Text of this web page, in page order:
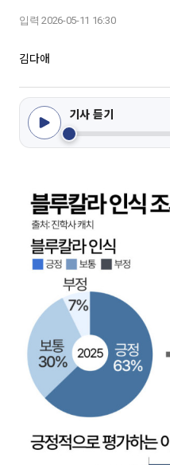
입력 2026-05-11 16:30
김다애
기사 듣기